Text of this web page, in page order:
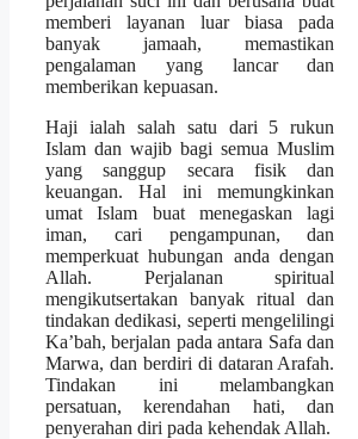
memberi layanan luar biasa pada
banyak jamaah, memastikan
pengalaman yang lancar dan
memberikan kepuasan.
Haji ialah salah satu dari 5 rukun
Islam dan wajib bagi semua Muslim
yang sanggup secara fisik dan
keuangan. Hal ini memungkinkan
umat Islam buat menegaskan lagi
iman, cari pengampunan, dan
memperkuat hubungan anda dengan
Allah. Perjalanan spiritual
mengikutsertakan banyak ritual dan
tindakan dedikasi, seperti mengelilingi
Ka’bah, berjalan pada antara Safa dan
Marwa, dan berdiri di dataran Arafah.
Tindakan ini melambangkan
persatuan, kerendahan hati, dan
penyerahan diri pada kehendak Allah.